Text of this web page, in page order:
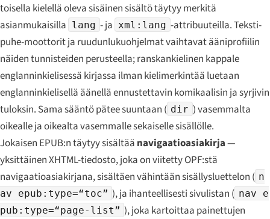
toisella kielellä oleva sisäinen sisältö täytyy merkitä
asianmukaisilla lang - ja xml:lang -attribuuteilla. Teksti-
puhe-moottorit ja ruudunlukuohjelmat vaihtavat ääniprofiilin
näiden tunnisteiden perusteella; ranskankielinen kappale
englanninkielisessä kirjassa ilman kielimerkintää luetaan
englanninkielisellä äänellä ennustettavin komikaalisin ja syrjivin
tuloksin. Sama sääntö pätee suuntaan ( dir ) vasemmalta
oikealle ja oikealta vasemmalle sekaiselle sisällölle.
Jokaisen EPUB:n täytyy sisältää navigaatioasiakirja—
yksittäinen XHTML-tiedosto, joka on viitetty OPF:stä
navigaatioasiakirjana, sisältäen vähintään sisällysluettelon ( n
av epub:type=“toc” ), ja ihanteellisesti sivulistan ( nav e
pub:type=“page-list” ), joka kartoittaa painettujen